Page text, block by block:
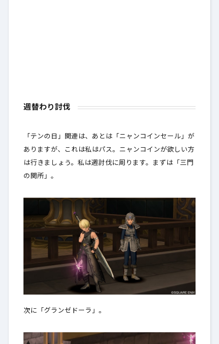
週替わり討伐
「テンの日」関連は、あとは「ニャンコインセール」が
ありますが、これは私はパス。ニャンコインが欲しい方
は行きましょう。私は週討伐に周ります。まずは「三門
の関所」。
次に「グランゼドーラ」。